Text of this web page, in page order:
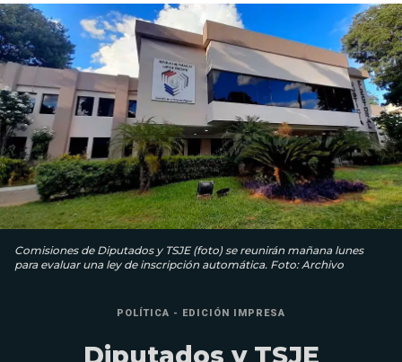
Comisiones de Diputados y TSJE (foto) se reunirán mañana lunes
para evaluar una ley de inscripción automática. Foto: Archivo
POLÍTICA - EDICIÓN IMPRESA